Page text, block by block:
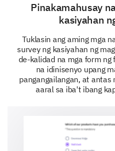
Understanding your
preferences
In this last section, we
needs and preferences
learning experience more
What is your preferred
Combination of both
Pinakamahusay
kasiyahan
Tuklasin ang aming mga
survey ng kasiyahan ng
de-kalidad na mga form
na idinisenyo upang
pangangailangan, at antas
aaral sa iba't ibang